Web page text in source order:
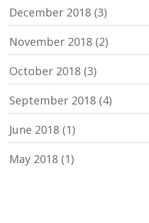
December 2018 (3)
November 2018 (2)
October 2018 (3)
September 2018 (4)
June 2018 (1)
May 2018 (1)